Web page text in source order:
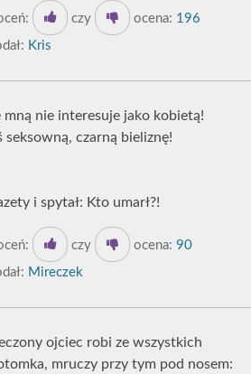
czy ocena: 196
Kris
mną nie interesuje jako kobietą!
seksowną, czarną bieliznę!
i spytał: Kto umarł?!
czy ocena: 90
Mireczek
ojciec robi ze wszystkich
mruczy przy tym pod nosem: